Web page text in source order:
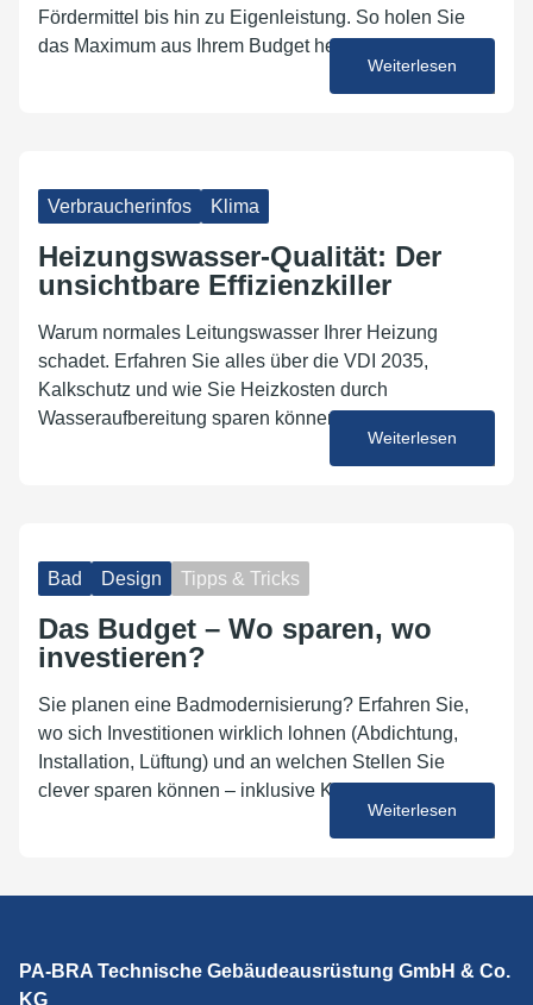
Fördermittel bis hin zu Eigenleistung. So holen Sie
das Maximum aus Ihrem Budget heraus.
Weiterlesen
Verbraucherinfos Klima
Heizungswasser-Qualität: Der
unsichtbare Effizienzkiller
Warum normales Leitungswasser Ihrer Heizung
schadet. Erfahren Sie alles über die VDI 2035,
Kalkschutz und wie Sie Heizkosten durch
Wasseraufbereitung sparen können.
Weiterlesen
Bad Design Tipps & Tricks
Das Budget – Wo sparen, wo
investieren?
Sie planen eine Badmodernisierung? Erfahren Sie,
wo sich Investitionen wirklich lohnen (Abdichtung,
Installation, Lüftung) und an welchen Stellen Sie
clever sparen können – inklusive Kostenrichtwerten.
Weiterlesen
PA-BRA Technische Gebäudeausrüstung GmbH & Co.
KG